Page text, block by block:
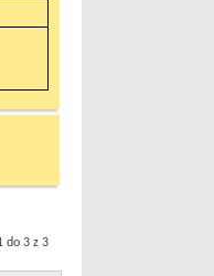
do 3 z 3